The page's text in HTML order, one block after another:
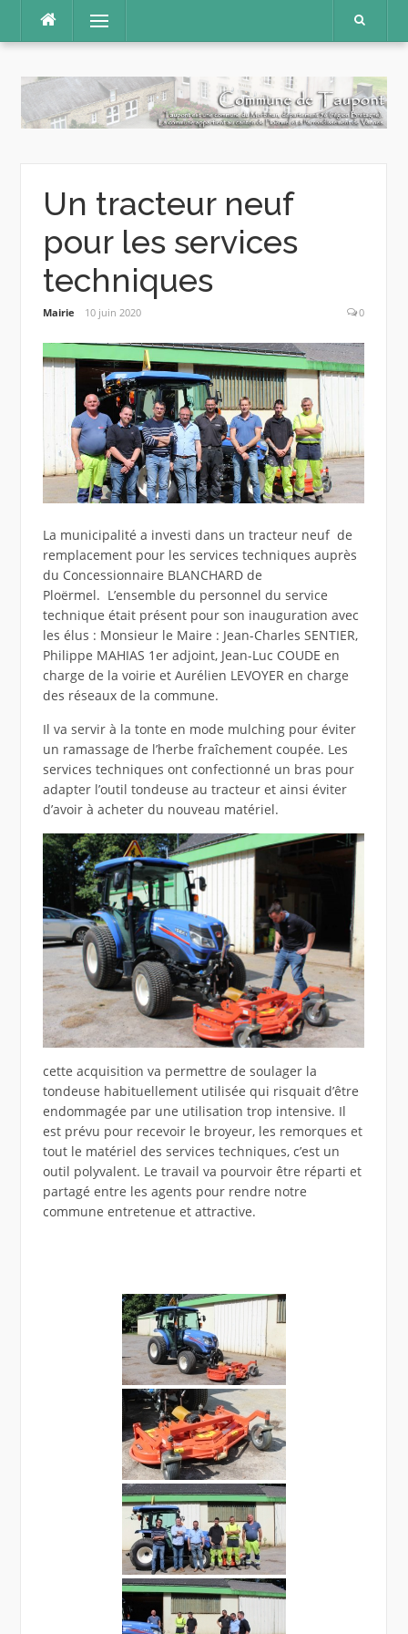
contenu
Menu
Un tracteur neuf
pour les services
techniques
Mairie 10 juin 2020 0
La municipalité a investi dans un tracteur neuf de
remplacement pour les services techniques auprès
du Concessionnaire BLANCHARD de
Ploërmel. L’ensemble du personnel du service
technique était présent pour son inauguration avec
les élus : Monsieur le Maire : Jean-Charles SENTIER,
Philippe MAHIAS 1er adjoint, Jean-Luc COUDE en
charge de la voirie et Aurélien LEVOYER en charge
des réseaux de la commune.
Il va servir à la tonte en mode mulching pour éviter
un ramassage de l’herbe fraîchement coupée. Les
services techniques ont confectionné un bras pour
adapter l’outil tondeuse au tracteur et ainsi éviter
d’avoir à acheter du nouveau matériel.
cette acquisition va permettre de soulager la
tondeuse habituellement utilisée qui risquait d’être
endommagée par une utilisation trop intensive. Il
est prévu pour recevoir le broyeur, les remorques et
tout le matériel des services techniques, c’est un
outil polyvalent. Le travail va pourvoir être réparti et
partagé entre les agents pour rendre notre
commune entretenue et attractive.